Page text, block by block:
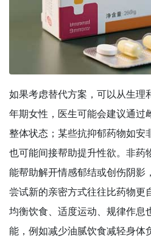
如果考虑替代方案，可以从生理
年期女性，医生可能会建议通过
整体状态；某些抗抑郁药物如安
也可能间接帮助提升性欲。非药
能帮助解开情感郁结或创伤阴影
尝试新的亲密方式往往比药物更
均衡饮食、适度运动、规律作息
能，例如减少油腻饮食减轻身体